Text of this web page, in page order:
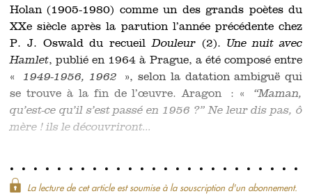
Holan (1905-1980) comme un des grands poètes du
XXe siècle après la parution l’année précédente chez
P. J. Oswald du recueilDouleur(2). Une nuit avec
Hamlet, publié en 1964 à Prague, a été composé entre
« 1949-1956, 1962 », selon la datation ambiguë qui
se trouve à la fin de l’œuvre. Aragon : « “Maman,
qu’est-ce qu’il s’est passé en 1956 ?” Ne leur dis pas, ô
mère ! ils le découvriront...
La lecture de cet article est soumise à la souscription d'un abonnement.